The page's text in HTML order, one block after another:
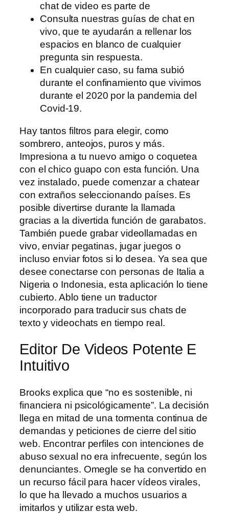
chat de video es parte de
Consulta nuestras guías de chat en
vivo, que te ayudarán a rellenar los
espacios en blanco de cualquier
pregunta sin respuesta.
En cualquier caso, su fama subió
durante el confinamiento que vivimos
durante el 2020 por la pandemia del
Covid-19.
Hay tantos filtros para elegir, como
sombrero, anteojos, puros y más.
Impresiona a tu nuevo amigo o coquetea
con el chico guapo con esta función. Una
vez instalado, puede comenzar a chatear
con extraños seleccionando países. Es
posible divertirse durante la llamada
gracias a la divertida función de garabatos.
También puede grabar videollamadas en
vivo, enviar pegatinas, jugar juegos o
incluso enviar fotos si lo desea. Ya sea que
desee conectarse con personas de Italia a
Nigeria o Indonesia, esta aplicación lo tiene
cubierto. Ablo tiene un traductor
incorporado para traducir sus chats de
texto y videochats en tiempo real.
Editor De Videos Potente E
Intuitivo
Brooks explica que “no es sostenible, ni
financiera ni psicológicamente”. La decisión
llega en mitad de una tormenta continua de
demandas y peticiones de cierre del sitio
web. Encontrar perfiles con intenciones de
abuso sexual no era infrecuente, según los
denunciantes. Omegle se ha convertido en
un recurso fácil para hacer vídeos virales,
lo que ha llevado a muchos usuarios a
imitarlos y utilizar esta web.